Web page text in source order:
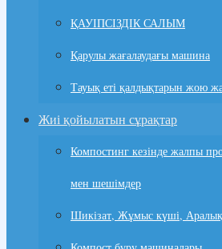
ҚАУІПСІЗДІК САЛЫМ
Қарулы жағалаудағы машина
Тауық еті қалдықтарын жою
Жиі қойылатын сұрақтар
Компостинг кезінде жалпы
мен шешімдер
Шикізат, Жұмыс күші,